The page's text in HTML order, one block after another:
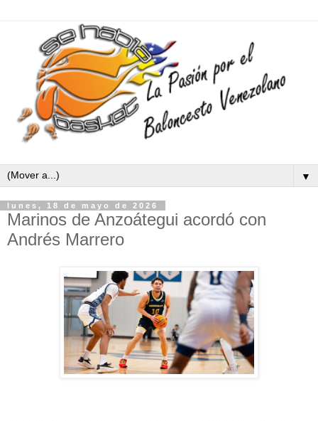
▼
lunes, 18 de mayo de 2026
Marinos de Anzoátegui acordó con
Andrés Marrero